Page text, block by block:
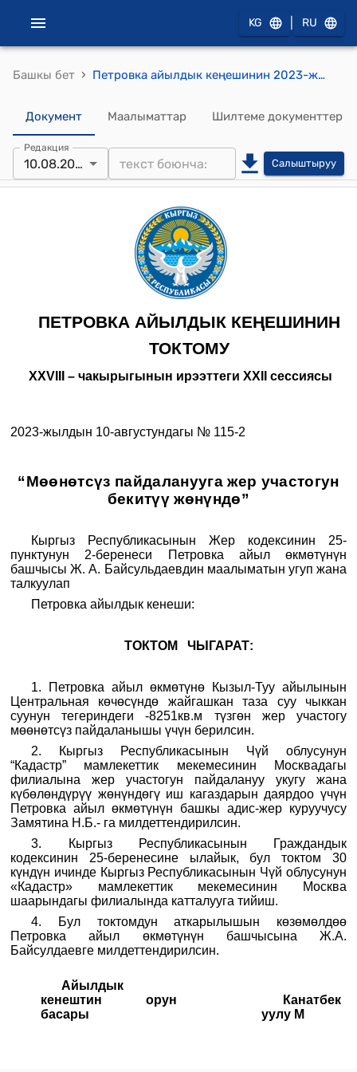
KG RU
Башкы бет › Петровка айылдык кеңешинин 2023-жылдын 10-августундагы № 115-2 “Мөөнөтсүз пайдаланууга жер участогун бекитүү жөнүндө” токтому
Документ Маалыматтар Шилтеме документтер
Редакция
10.08.2023 Салыштыруу